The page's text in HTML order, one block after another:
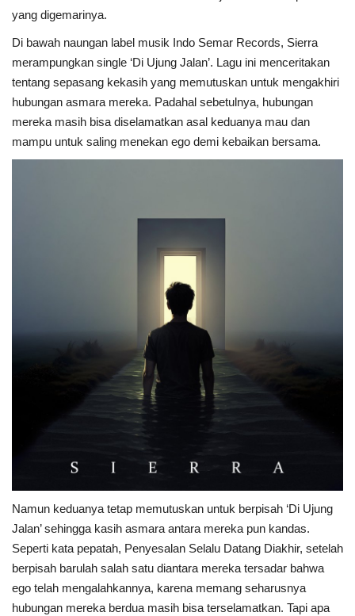
yang digemarinya.
Di bawah naungan label musik Indo Semar Records, Sierra
merampungkan single ‘Di Ujung Jalan’. Lagu ini menceritakan
tentang sepasang kekasih yang memutuskan untuk mengakhiri
hubungan asmara mereka. Padahal sebetulnya, hubungan
mereka masih bisa diselamatkan asal keduanya mau dan
mampu untuk saling menekan ego demi kebaikan bersama.
Namun keduanya tetap memutuskan untuk berpisah ‘Di Ujung
Jalan’ sehingga kasih asmara antara mereka pun kandas.
Seperti kata pepatah, Penyesalan Selalu Datang Diakhir, setelah
berpisah barulah salah satu diantara mereka tersadar bahwa
ego telah mengalahkannya, karena memang seharusnya
hubungan mereka berdua masih bisa terselamatkan. Tapi apa